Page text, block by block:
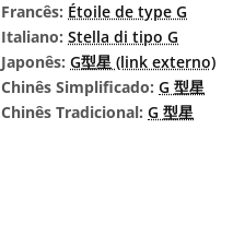
Francês: Étoile de type G
Italiano: Stella di tipo G
Japonês: G型星 (link externo)
Chinês Simplificado: G 型星
Chinês Tradicional: G 型星